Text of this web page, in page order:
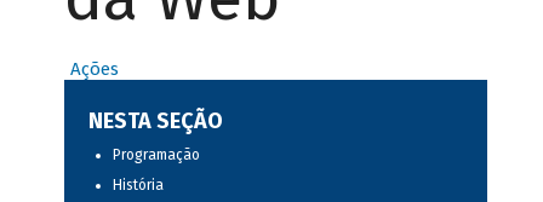
Ações
NESTA SEÇÃO
Programação
História